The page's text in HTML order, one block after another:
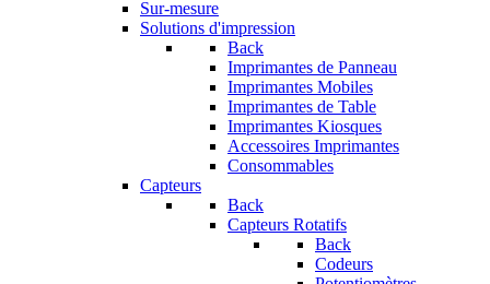
Sur-mesure
Solutions d'impression
Back
Imprimantes de Panneau
Imprimantes Mobiles
Imprimantes de Table
Imprimantes Kiosques
Accessoires Imprimantes
Consommables
Capteurs
Back
Capteurs Rotatifs
Back
Codeurs